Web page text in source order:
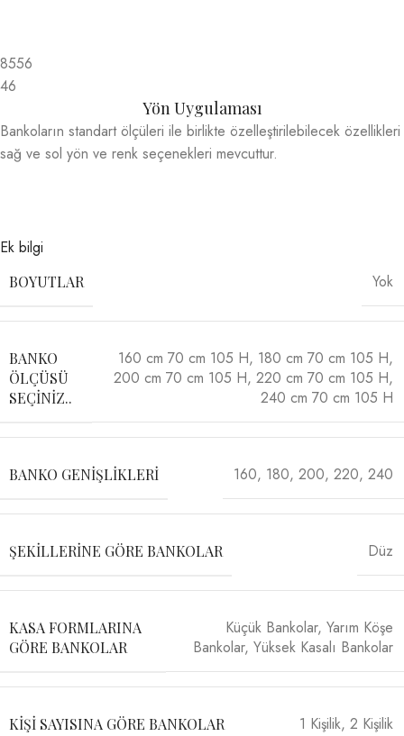
8556
46
Yön Uygulaması
Bankoların standart ölçüleri ile birlikte özelleştirilebilecek özellikleri
sağ ve sol yön ve renk seçenekleri mevcuttur.
Ek bilgi
BOYUTLAR Yok
BANKO
ÖLÇÜSÜ
SEÇINIZ..
160 cm 70 cm 105 H, 180 cm 70 cm 105 H,
200 cm 70 cm 105 H, 220 cm 70 cm 105 H,
240 cm 70 cm 105 H
BANKO GENIŞLIKLERI 160, 180, 200, 220, 240
ŞEKILLERINE GÖRE BANKOLAR Düz
KASA FORMLARINA
GÖRE BANKOLAR
Küçük Bankolar, Yarım Köşe
Bankolar, Yüksek Kasalı Bankolar
KIŞI SAYISINA GÖRE BANKOLAR 1 Kişilik, 2 Kişilik